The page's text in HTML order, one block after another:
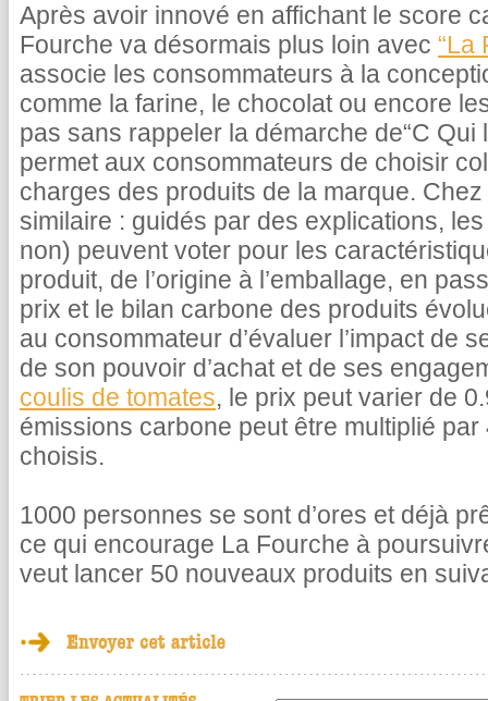
Après avoir innové en affichant le score
Fourche va désormais plus loin avec “La
associe les consommateurs à la
comme la farine, le chocolat ou encore
pas sans rappeler la démarche de“C Qui
permet aux consommateurs de choisir
charges des produits de la marque.
similaire : guidés par des explications,
non) peuvent voter pour les
produit, de l’origine à l’emballage, en
prix et le bilan carbone des produits
au consommateur d’évaluer l’impact de
de son pouvoir d’achat et de ses
coulis de tomates, le prix peut varier de
émissions carbone peut être multiplié
choisis.
1000 personnes se sont d’ores et déjà
ce qui encourage La Fourche à
veut lancer 50 nouveaux produits en